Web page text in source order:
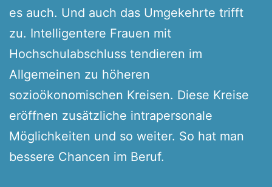
es auch. Und auch das Umgekehrte trifft
zu. Intelligentere Frauen mit
Hochschulabschluss tendieren im
Allgemeinen zu höheren
sozioökonomischen Kreisen. Diese Kreise
eröffnen zusätzliche intrapersonale
Möglichkeiten und so weiter. So hat man
bessere Chancen im Beruf.